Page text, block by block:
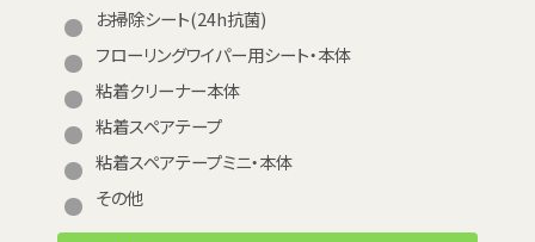
お掃除シート(24h抗菌)
フローリングワイパー用シート・本体
粘着クリーナー本体
粘着スペアテープ
粘着スペアテープミニ・本体
その他